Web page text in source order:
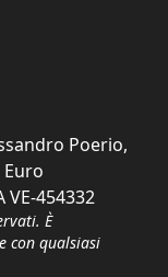
Poerio,
Euro
VE-454332
È
con qualsiasi